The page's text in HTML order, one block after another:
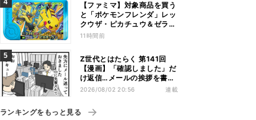
【ファミマ】対象商品を買う
と「ポケモンフレンダ」レッ
クウザ・ピカチュウ＆ゼラオ
ラのスペシャルフレンダピッ
11時間前
Z世代とはたらく 第141回
【漫画】「確認しました」だ
け返信…メールの挨拶を書か
ない“チャット世代”の価値観
2026/08/02 20:56 連載
ランキングをもっと見る